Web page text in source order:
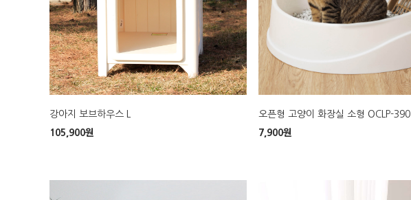
강아지 보브하우스 L
105,900원
오픈형 고양이 화장실 소형 OCLP-390
7,900원